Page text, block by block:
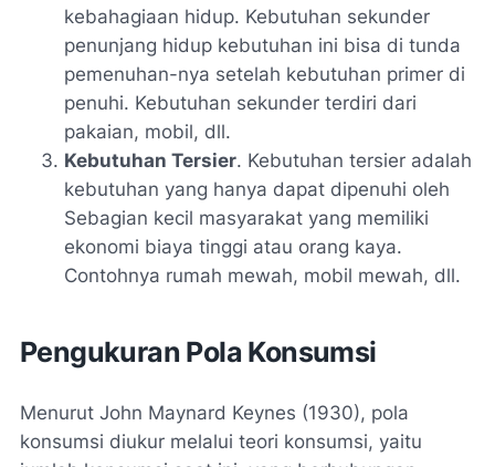
kebahagiaan hidup. Kebutuhan sekunder
penunjang hidup kebutuhan ini bisa di tunda
pemenuhan-nya setelah kebutuhan primer di
penuhi. Kebutuhan sekunder terdiri dari
pakaian, mobil, dll.
Kebutuhan Tersier. Kebutuhan tersier adalah
kebutuhan yang hanya dapat dipenuhi oleh
Sebagian kecil masyarakat yang memiliki
ekonomi biaya tinggi atau orang kaya.
Contohnya rumah mewah, mobil mewah, dll.
Pengukuran Pola Konsumsi
Menurut John Maynard Keynes (1930), pola
konsumsi diukur melalui teori konsumsi, yaitu